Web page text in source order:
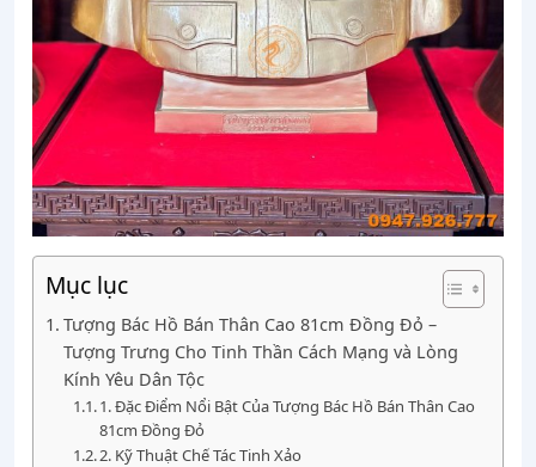
Mục lục
Tượng Bác Hồ Bán Thân Cao 81cm Đồng Đỏ –
Tượng Trưng Cho Tinh Thần Cách Mạng và Lòng
Kính Yêu Dân Tộc
1. Đặc Điểm Nổi Bật Của Tượng Bác Hồ Bán Thân Cao
81cm Đồng Đỏ
2. Kỹ Thuật Chế Tác Tinh Xảo